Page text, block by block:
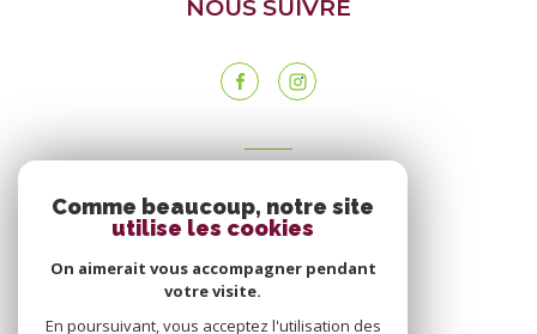
NOUS SUIVRE
ESPACE PROPRIÉTAIRE
SE CONNECTER
Comme beaucoup, notre site
utilise les cookies
On aimerait vous accompagner pendant
votre visite.
En poursuivant, vous acceptez l'utilisation des